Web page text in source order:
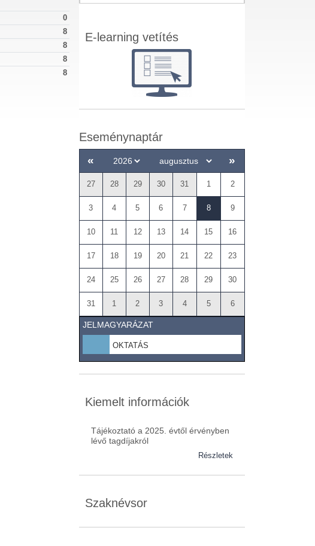
0
8
8
8
8
E-learning vetítés
Eseménynaptár
« »
27 28 29 30 31 1 2
3 4 5 6 7 8 9
10 11 12 13 14 15 16
17 18 19 20 21 22 23
24 25 26 27 28 29 30
31 1 2 3 4 5 6
JELMAGYARÁZAT
OKTATÁS
Kiemelt információk
Tájékoztató a 2025. évtől érvényben
lévő tagdíjakról
Részletek
Szaknévsor